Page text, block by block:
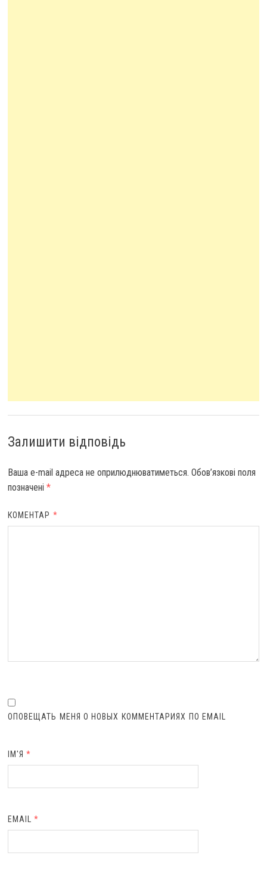
Залишити відповідь
Ваша e-mail адреса не оприлюднюватиметься. Обов’язкові поля
позначені *
КОМЕНТАР *
ОПОВЕЩАТЬ МЕНЯ О НОВЫХ КОММЕНТАРИЯХ ПО EMAIL
ІМ'Я*
EMAIL*